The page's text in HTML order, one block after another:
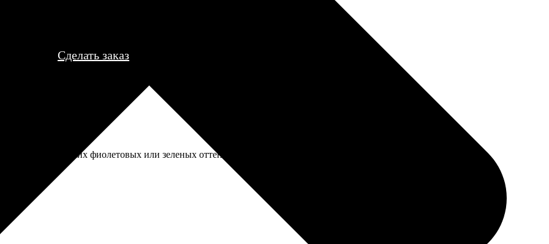
Сделать заказ
отлично, никаких фиолетовых или зеленых оттенков, как бывает в дешевых лабораториях.